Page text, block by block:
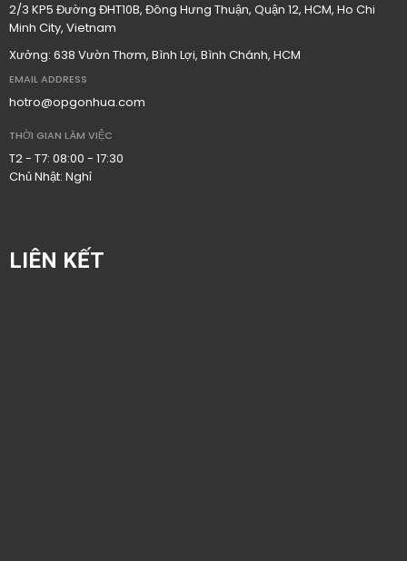
2/3 KP5 Đường ĐHT10B, Đông Hưng Thuận, Quận 12, HCM, Ho Chi
Minh City, Vietnam
Xưởng: 638 Vườn Thơm, Bình Lợi, Bình Chánh, HCM
EMAIL ADDRESS
hotro@opgonhua.com
THỜI GIAN LÀM VIỆC
T2 - T7: 08:00 - 17:30
Chủ Nhật: Nghỉ
LIÊN KẾT